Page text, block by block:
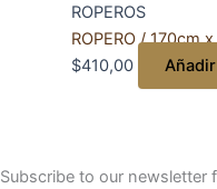
ROPEROS
ROPERO / 170cm
$410,00
Subscribe to our